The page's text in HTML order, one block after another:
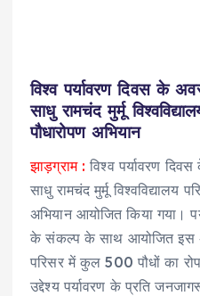
विश्व पर्यावरण दिवस के
साधु रामचंद मुर्मू
पौधारोपण अभियान
झाड़ग्राम : विश्व पर्यावरण
साधु रामचंद मुर्मू विश्वविद्यालय
अभियान आयोजित किया गया।
के संकल्प के साथ आयोजित इस
परिसर में कुल 500 पौधों का
उद्देश्य पर्यावरण के प्रति